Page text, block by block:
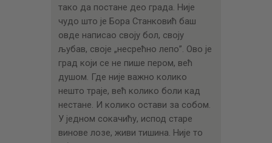
тако да постане део града. Није
чудо што је Бора Станковић баш
овде написао своју бол, своју
љубав, своје „несрећно лепо”. Ово је
град који се не пише пером, већ
душом. Где није важно колико
нешто траје, већ колико боли кад
нестане. И колико остави за собом.
У једном сокачићу, испод старе
винове лозе, живи тишина. Није то